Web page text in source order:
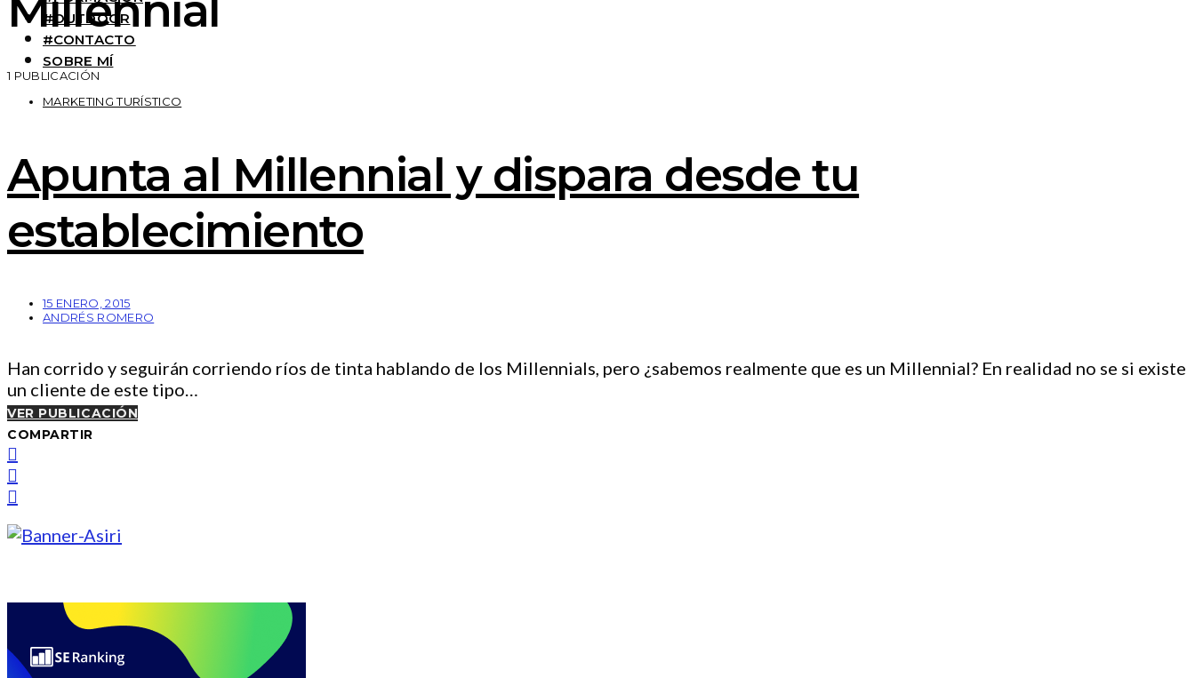
#OUTDOOR
#CONTACTO
SOBRE MÍ
1 PUBLICACIÓN
MARKETING TURÍSTICO
Apunta al Millennial y dispara desde tu
establecimiento
15 ENERO, 2015
ANDRÉS ROMERO
Han corrido y seguirán corriendo ríos de tinta hablando de los Millennials, pero ¿sabemos realmente que es un Millennial? En realidad no se si existe
un cliente de este tipo…
VER PUBLICACIÓN
COMPARTIR